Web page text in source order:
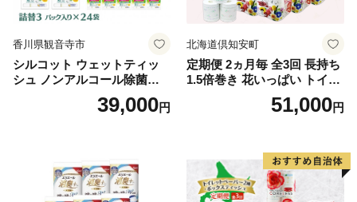
香川県観音寺市
シルコット ウェットティッ
シュ ノンアルコール除菌詰
替（43枚×3P）×24袋 日用品
おもちゃ 拭き取り 手拭き 外
39,000円
北海道倶知安町
定期便 2ヵ月毎 全3回 長持ち
1.5倍巻き 花いっぱい トイレ
ットペーパー ダブル 45ｍ 計
72ロール 全18種 花柄 プリン
ー 消耗品 備蓄 送料無料 北海
道 倶知安町 日用品
51,000円